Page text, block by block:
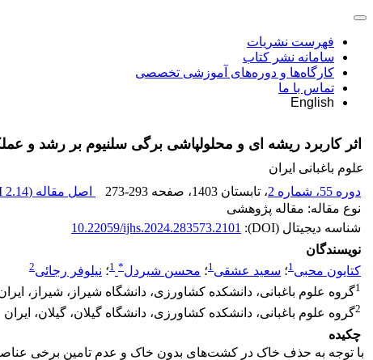
فهرست نشریات
سامانه نشر کتاب
کارگاه‌ها و دوره‌های آموزشی تخصصی
تماس با ما
English
اثر کاربرد ریشه ‏ای و محلول‏پاشی برگی سلنیوم بر رشد و
علوم باغبانی ایران
دوره 55، شماره 2
، تابستان 1403 ، صفحه 273-293 اصل مقاله (2.14 M
نوع مقاله: مقاله پژوهشی
شناسه دیجیتال (DOI):
10.22059/ijhs.2024.283573.2101
نویسندگان
کتایون محبی1؛ سعید عشقی1؛ محسن شیردل*
1؛ نیلوفر رجائی2
1گروه علوم باغبانی، دانشکده کشاورزی، دانشگاه شیراز، شیراز،
2گروه علوم باغبانی، دانشکده کشاورزی، دانشگاه گیلان، گیلان، ایران
چکیده
با توجه به حذف خاک در کشت‌های بدون خاک و عدم تامین برخی عناصر